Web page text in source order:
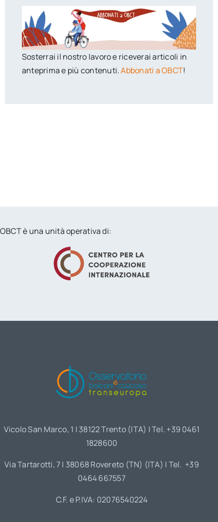
Sosterrai il nostro lavoro e riceverai articoli in
anteprima e più contenuti.Abbonati a OBCT!
OBCT è una unità operativa di:
Vicolo San Marco, 1 | 38122 Trento (ITA) | Tel. +39 0461
1828600
Via Tartarotti, 7 | 38068 Rovereto (TN) (ITA) | Tel. +39
0464 667557
C.F. e P.IVA: 02076540224